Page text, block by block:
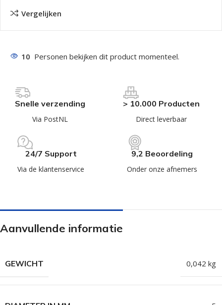
Vergelijken
10 Personen bekijken dit product momenteel.
Snelle verzending
Via PostNL
> 10.000 Producten
Direct leverbaar
24/7 Support
Via de klantenservice
9,2 Beoordeling
Onder onze afnemers
Aanvullende informatie
GEWICHT 0,042 kg